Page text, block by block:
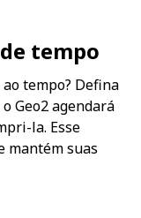
tempo
tempo? Defina
Geo2 agendará
la. Esse
mantém suas